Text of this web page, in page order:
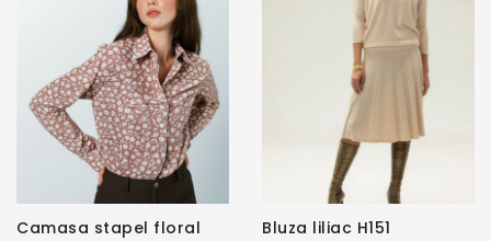
Camasa stapel floral
Bluza liliac H151